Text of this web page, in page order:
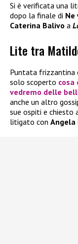
Si è verificata una
dopo la finale di Ne
Caterina Balivo a
Lite tra
Puntata frizzantina
solo scoperto cosa
vedremo delle
anche un altro
sue ospiti e chiesto
litigato con